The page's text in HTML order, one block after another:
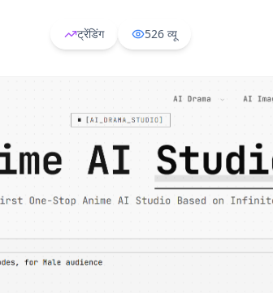
ट्रेंडिंग 526 व्यू